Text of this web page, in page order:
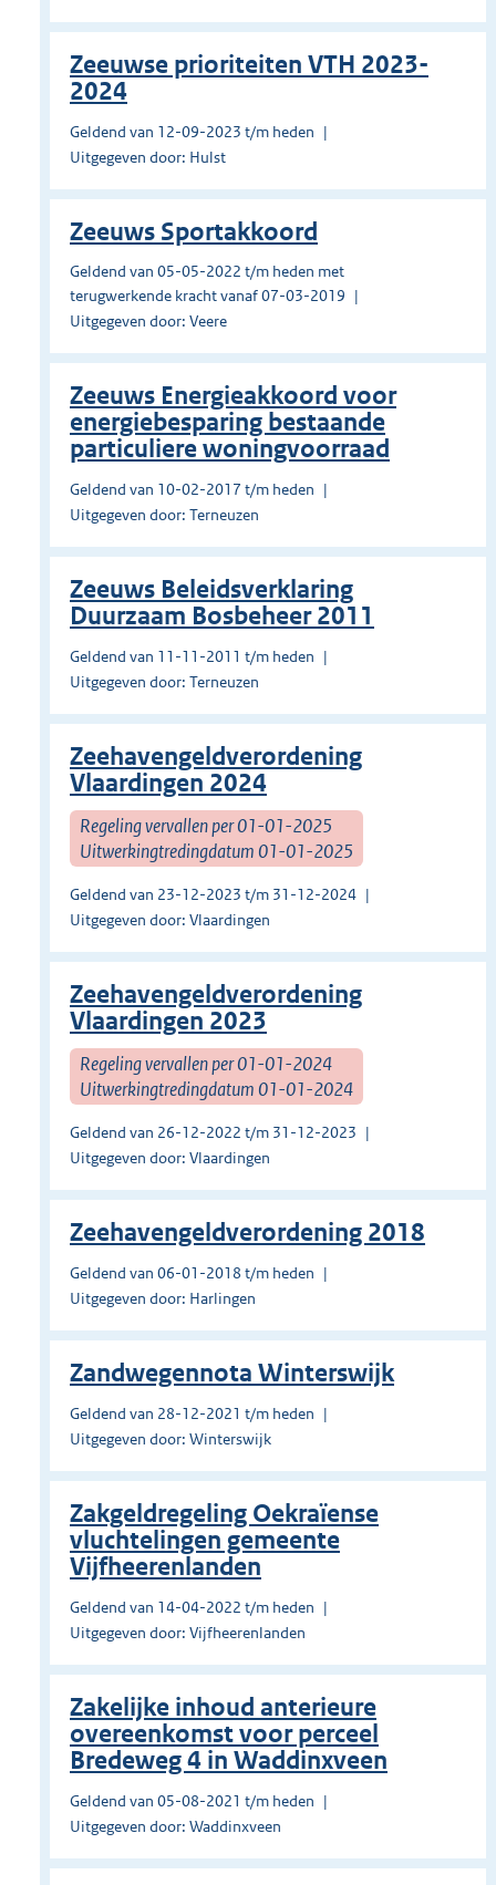
Zeeuwse prioriteiten VTH 2023-
2024
Geldend van 12-09-2023 t/m heden
Uitgegeven door: Hulst
Zeeuws Sportakkoord
Geldend van 05-05-2022 t/m heden met
terugwerkende kracht vanaf 07-03-2019
Uitgegeven door: Veere
Zeeuws Energieakkoord voor
energiebesparing bestaande
particuliere woningvoorraad
Geldend van 10-02-2017 t/m heden
Uitgegeven door: Terneuzen
Zeeuws Beleidsverklaring
Duurzaam Bosbeheer 2011
Geldend van 11-11-2011 t/m heden
Uitgegeven door: Terneuzen
Zeehavengeldverordening
Vlaardingen 2024
Regeling vervallen per 01-01-2025
Uitwerkingtredingdatum 01-01-2025
Geldend van 23-12-2023 t/m 31-12-2024
Uitgegeven door: Vlaardingen
Zeehavengeldverordening
Vlaardingen 2023
Regeling vervallen per 01-01-2024
Uitwerkingtredingdatum 01-01-2024
Geldend van 26-12-2022 t/m 31-12-2023
Uitgegeven door: Vlaardingen
Zeehavengeldverordening 2018
Geldend van 06-01-2018 t/m heden
Uitgegeven door: Harlingen
Zandwegennota Winterswijk
Geldend van 28-12-2021 t/m heden
Uitgegeven door: Winterswijk
Zakgeldregeling Oekraïense
vluchtelingen gemeente
Vijfheerenlanden
Geldend van 14-04-2022 t/m heden
Uitgegeven door: Vijfheerenlanden
Zakelijke inhoud anterieure
overeenkomst voor perceel
Bredeweg 4 in Waddinxveen
Geldend van 05-08-2021 t/m heden
Uitgegeven door: Waddinxveen